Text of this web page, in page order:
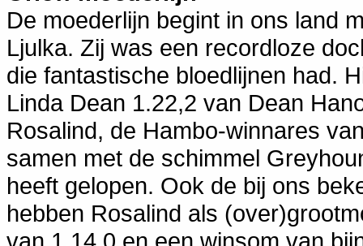
De moederlijn begint in ons land
Ljulka. Zij was een recordloze
die fantastische bloedlijnen had.
Linda Dean 1.22,2 van Dean
Rosalind, de Hambo-winnares
samen met de schimmel
heeft gelopen. Ook de bij ons
hebben Rosalind als
van 1.14,0 en een winsom van